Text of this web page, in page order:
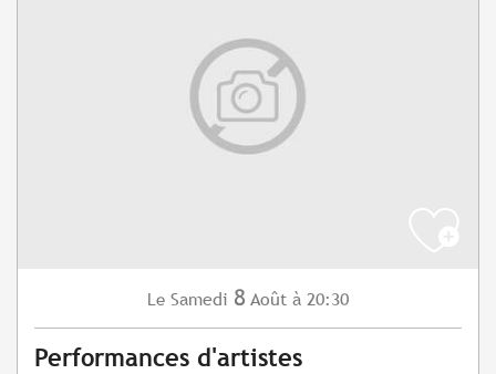
Le Samedi 8 Août à 20:30
Performances d'artistes